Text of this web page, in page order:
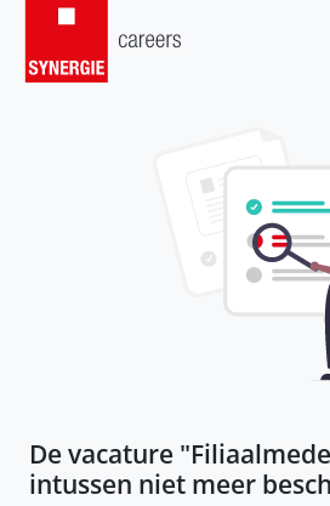
De vacature "
intussen niet meer